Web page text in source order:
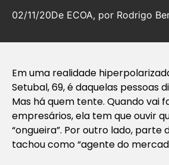
02/11/20De ECOA, por Rodrigo
Em uma realidade
Setubal, 69, é daquelas pessoas
Mas há quem tente. Quando vai
empresários, ela tem que ouvir
“ongueira”. Por outro lado, parte
tachou como “agente do